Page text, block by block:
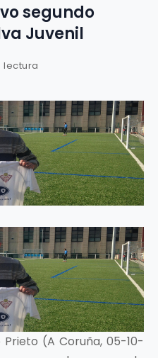
segundo
Juvenil
lectura
Prieto (A Coruña, 05-10-